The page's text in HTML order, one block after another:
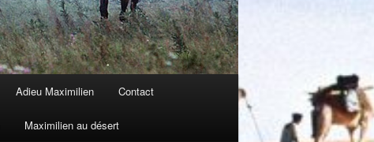
Adieu Maximilien Contact
Maximilien au désert